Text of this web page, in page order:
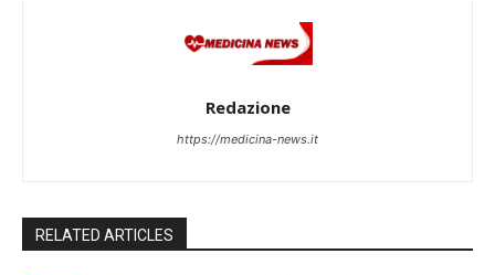
Redazione
https://medicina-news.it
RELATED ARTICLES